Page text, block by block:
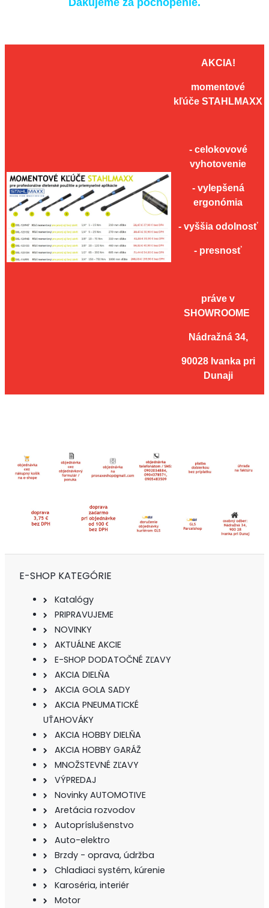
AKCIA!
momentové
kľúče STAHLMAXX
- celokovové
vyhotovenie
- vylepšená
ergonómia
- vyššia odolnosť
- presnosť
práve v
SHOWROOME
Nádražná 34,
90028 Ivanka pri
Dunaji
E-SHOP KATEGÓRIE
Katalógy
PRIPRAVUJEME
NOVINKY
AKTUÁLNE AKCIE
E-SHOP DODATOČNÉ ZĽAVY
AKCIA DIELŇA
AKCIA GOLA SADY
AKCIA PNEUMATICKÉ
UŤAHOVÁKY
AKCIA HOBBY DIELŇA
AKCIA HOBBY GARÁŽ
MNOŽSTEVNÉ ZĽAVY
VÝPREDAJ
Novinky AUTOMOTIVE
Aretácia rozvodov
Autopríslušenstvo
Auto-elektro
Brzdy - oprava, údržba
Chladiaci systém, kúrenie
Karoséria, interiér
Motor